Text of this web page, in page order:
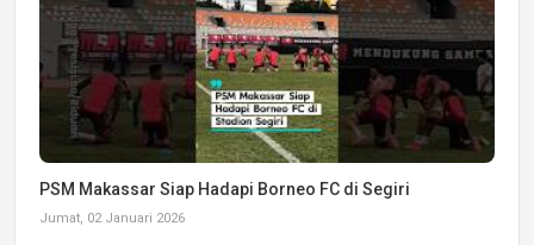
PSM Makassar Siap Hadapi Borneo FC di Segiri
Jumat, 02 Januari 2026